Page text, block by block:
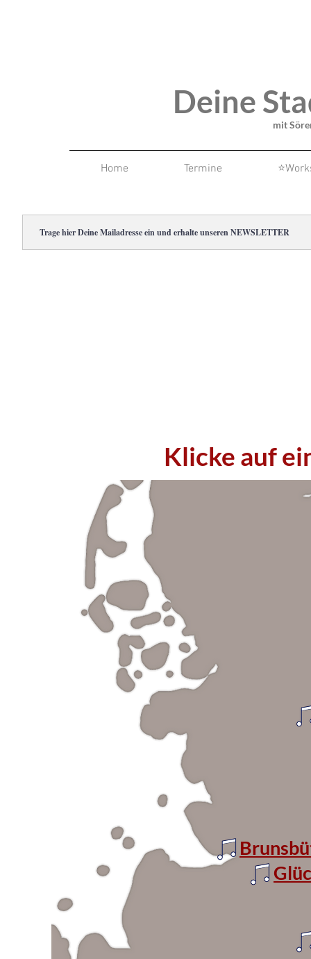
Deine
mit
Home Termine
Klicke auf